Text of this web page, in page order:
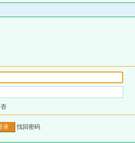
否
找回密码